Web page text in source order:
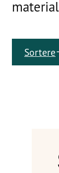
Sortere